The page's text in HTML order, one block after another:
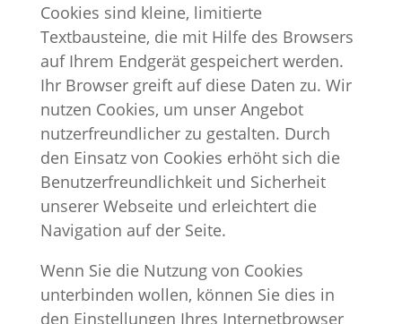
Cookies sind kleine, limitierte
Textbausteine, die mit Hilfe des Browsers
auf Ihrem Endgerät gespeichert werden.
Ihr Browser greift auf diese Daten zu. Wir
nutzen Cookies, um unser Angebot
nutzerfreundlicher zu gestalten. Durch
den Einsatz von Cookies erhöht sich die
Benutzerfreund­lichkeit und Sicherheit
unserer Webseite und erleichtert die
Navigation auf der Seite.
Wenn Sie die Nutzung von Cookies
unterbinden wollen, können Sie dies in
den Einstellungen Ihres Internetbrowser